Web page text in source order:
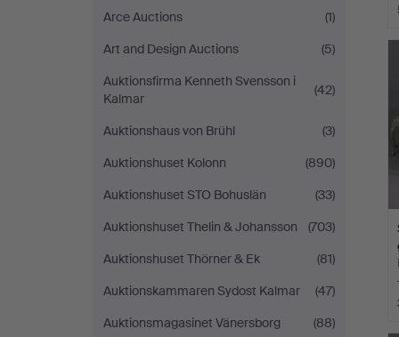
Arce Auctions
(1)
Art and Design Auctions
(5)
Auktionsfirma Kenneth Svensson i
Kalmar
(42)
Auktionshaus von Brühl
(3)
Auktionshuset Kolonn
(890)
Auktionshuset STO Bohuslän
(33)
Auktionshuset Thelin & Johansson
(703)
Auktionshuset Thörner & Ek
(81)
Auktionskammaren Sydost Kalmar
(47)
Auktionsmagasinet Vänersborg
(88)